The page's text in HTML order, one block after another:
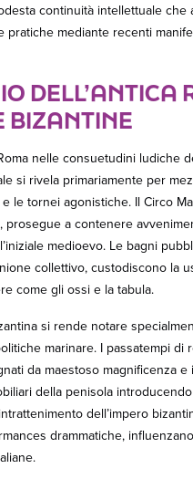
continuità intellettuale che
pratiche mediante recenti
DELL’ANTICA
BIZANTINE
nelle consuetudini ludiche
si rivela primariamente per
le tornei agonistiche. Il Circo
prosegue a contenere
medioevo. Le bagni
collettivo, custodiscono la
come gli ossi e la tabula.
si rende notare
marinare. I passatempi di
da maestoso magnificenza
della penisola
dell’impero
drammatiche,